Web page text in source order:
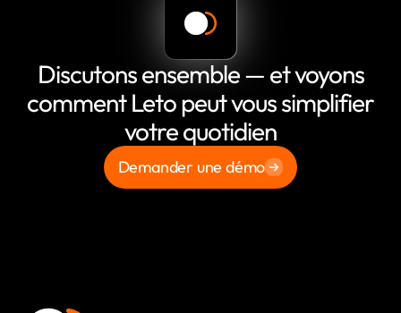
Discutons ensemble — et voyons
comment Leto peut vous simplifier
votre quotidien
Demander une démo